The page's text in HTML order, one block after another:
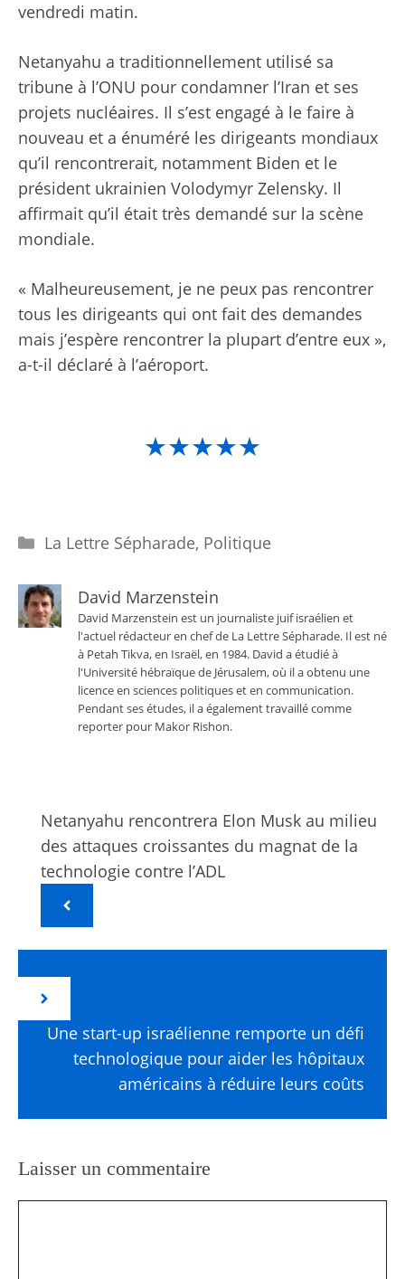
vendredi matin.
Netanyahu a traditionnellement utilisé sa
tribune à l’ONU pour condamner l’Iran et ses
projets nucléaires. Il s’est engagé à le faire à
nouveau et a énuméré les dirigeants mondiaux
qu’il rencontrerait, notamment Biden et le
président ukrainien Volodymyr Zelensky. Il
affirmait qu’il était très demandé sur la scène
mondiale.
« Malheureusement, je ne peux pas rencontrer
tous les dirigeants qui ont fait des demandes
mais j’espère rencontrer la plupart d’entre eux »,
a-t-il déclaré à l’aéroport.
★★★★★
Catégories
La Lettre Sépharade, Politique
David Marzenstein
David Marzenstein est un journaliste juif israélien et
l'actuel rédacteur en chef de La Lettre Sépharade. Il est né
à Petah Tikva, en Israël, en 1984. David a étudié à
l'Université hébraïque de Jérusalem, où il a obtenu une
licence en sciences politiques et en communication.
Pendant ses études, il a également travaillé comme
reporter pour Makor Rishon.
Netanyahu rencontrera Elon Musk au milieu
des attaques croissantes du magnat de la
technologie contre l’ADL
Une start-up israélienne remporte un défi
technologique pour aider les hôpitaux
américains à réduire leurs coûts
Laisser un commentaire